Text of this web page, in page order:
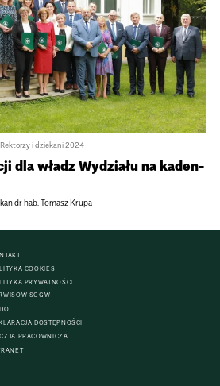
Rektorzy i dziekani 2024
dla władz Wydziału na kaden­
dr hab. Tomasz Krupa
COOKIES
PRYWATNOŚCI
SGGW
DOSTĘPNOŚCI
PRACOWNICZA